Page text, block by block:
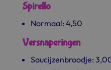
Spirello
Normaal: 4,50
Versnaperingen
Saucijzenbroodje: